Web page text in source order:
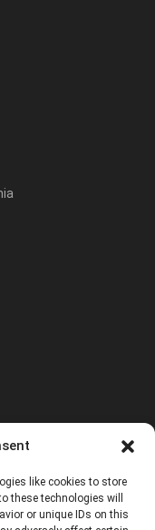
like cookies to store
these technologies will
or unique IDs on this